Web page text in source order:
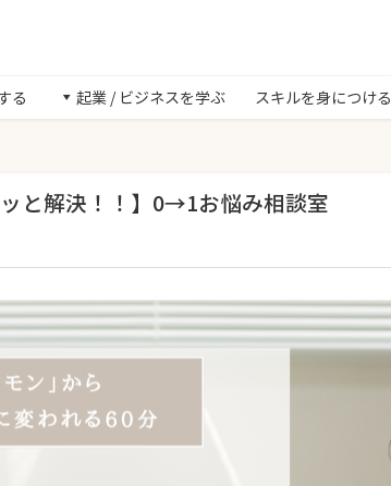
る 起業 / ビジネスを学ぶ スキルを身につける
ッと解決！！】0→1お悩み相談室